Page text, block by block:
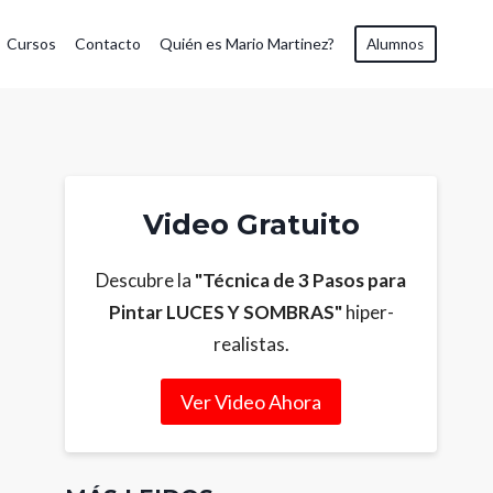
Cursos Contacto Quién es Mario Martinez? Alumnos
Video Gratuito
Descubre la "Técnica de 3 Pasos para
Pintar LUCES Y SOMBRAS"hiper-
realistas.
Ver Video Ahora